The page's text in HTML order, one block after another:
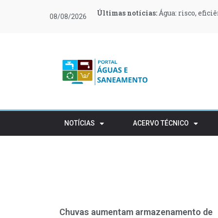
08/08/2026 Últimas notícias:Água: risco,
Últimas notícias:O Governo
Últimas notícias:O que muda no
Últimas notícias:Moeve e
apoiar 400 famílias
Últimas notícias:Novas regras
Últimas notícias:Retalho e
NOTÍCIAS ACERVO TÉCNICO
Chuvas aumentam armazenamento de